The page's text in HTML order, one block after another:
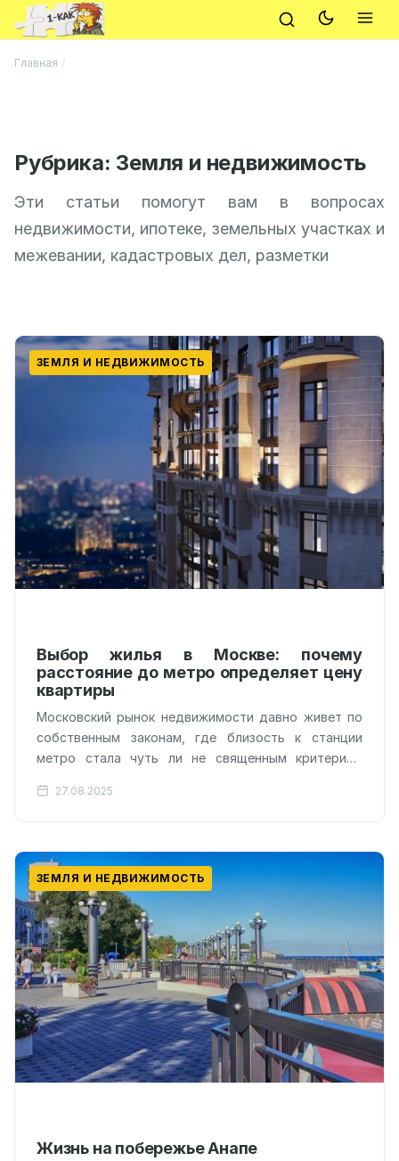
Главная /
Рубрика: Земля и недвижимость
Эти статьи помогут вам в вопросах
недвижимости, ипотеке, земельных участках и
межевании, кадастровых дел, разметки
ЗЕМЛЯ И НЕДВИЖИМОСТЬ
Выбор жилья в Москве: почему
расстояние до метро определяет цену
квартиры
Московский рынок недвижимости давно живет по
собственным законам, где близость к станции
метро стала чуть ли не священным критерием
27.08.2025
ЗЕМЛЯ И НЕДВИЖИМОСТЬ
Жизнь на побережье Анапе